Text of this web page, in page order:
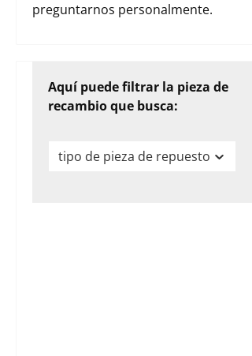
preguntarnos personalmente.
Aquí puede filtrar la pieza de
recambio que busca:
tipo de pieza de repuesto